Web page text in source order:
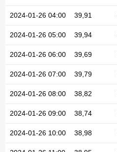
2024-01-26 04:00 39,91
2024-01-26 05:00 39,94
2024-01-26 06:00 39,69
2024-01-26 07:00 39,79
2024-01-26 08:00 38,82
2024-01-26 09:00 38,74
2024-01-26 10:00 38,98